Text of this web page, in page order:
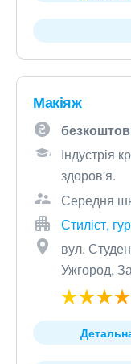
Макіяж
Індустрія
здоров'я.
Середня
Стиліст,
вул.
Ужгород,